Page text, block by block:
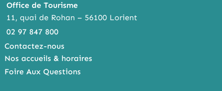
Office de Tourisme
11, quai de Rohan – 56100 Lorient
02 97 847 800
Contactez-nous
Nos accueils & horaires
Foire Aux Questions